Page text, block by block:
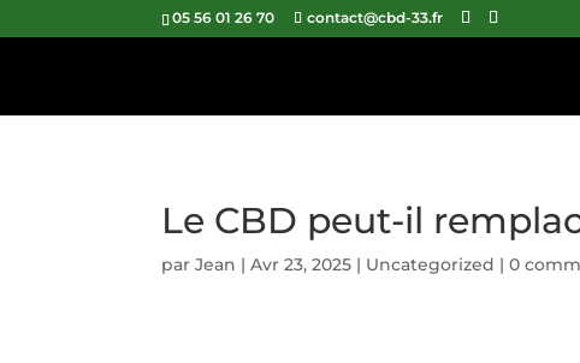
05 56 01 26 70 contact@cbd-33.fr
Le CBD peut-il
parJean |Avr 23, 2025 | Uncategorized |0